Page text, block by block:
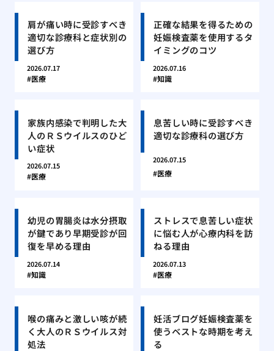
肩が痛い時に受診すべき
適切な診療科と症状別の
選び方
2026.07.17
医療
正確な結果を得るための
妊娠検査薬を使用するタ
イミングのコツ
2026.07.16
知識
家族内感染で判明した大
人のＲＳウイルスのひど
い症状
2026.07.15
医療
息苦しい時に受診すべき
適切な診療科の選び方
2026.07.15
医療
幼児の胃腸炎は水分摂取
が鍵であり早期受診が回
復を早める理由
2026.07.14
知識
ストレスで息苦しい症状
に悩む人が心療内科を訪
ねる理由
2026.07.13
医療
喉の痛みと激しい咳が続
く大人のＲＳウイルス対
処法
妊活ブログ妊娠検査薬を
使うベストな時期を考え
る